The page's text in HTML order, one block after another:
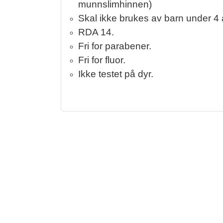
munnslimhinnen)
Skal ikke brukes av barn under 4
RDA 14.
Fri for parabener.
Fri for fluor.
Ikke testet på dyr.